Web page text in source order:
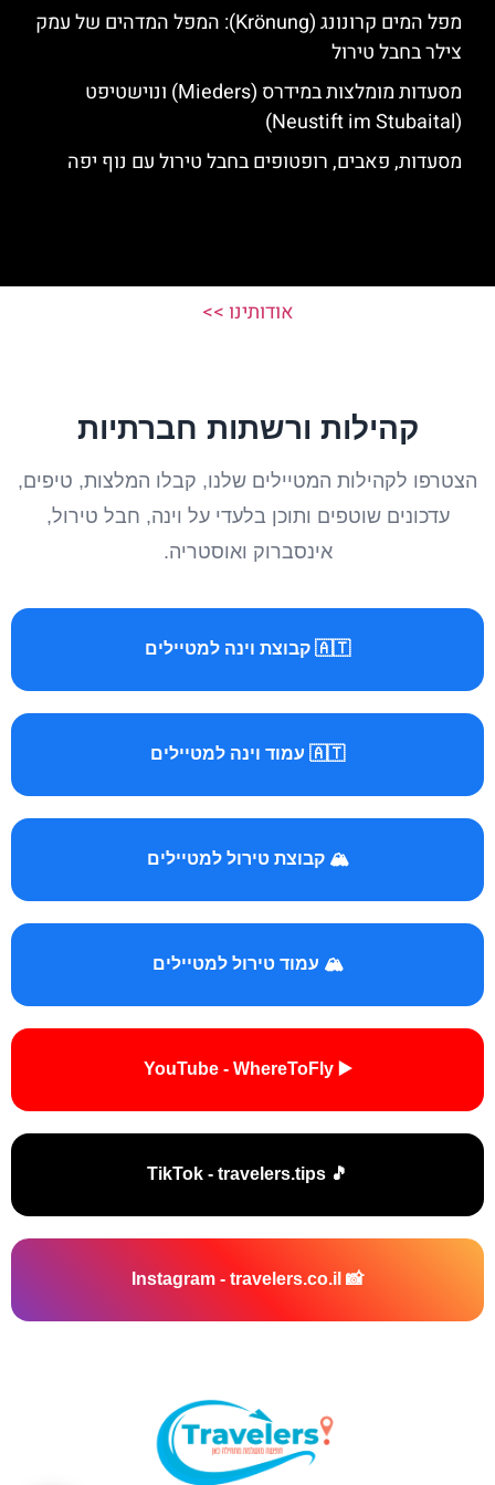
מפל המים קרונונג (Krönung): המפל המדהים של עמק
צילר בחבל טירול
מסעדות מומלצות במידרס (Mieders) ונוישטיפט
(Neustift im Stubaital)
מסעדות, פאבים, רופטופים בחבל טירול עם נוף יפה
אודותינו >>
קהילות ורשתות חברתיות
הצטרפו לקהילות המטיילים שלנו, קבלו המלצות, טיפים,
עדכונים שוטפים ותוכן בלעדי על וינה, חבל טירול,
אינסברוק ואוסטריה.
🇦🇹 קבוצת וינה למטיילים
🇦🇹 עמוד וינה למטיילים
🏔️ קבוצת טירול למטיילים
🏔️ עמוד טירול למטיילים
▶️ YouTube - WhereToFly
🎵 TikTok - travelers.tips
📸 Instagram - travelers.co.il